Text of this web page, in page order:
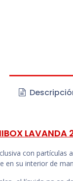
LAVANDA
con partículas
en su interior de